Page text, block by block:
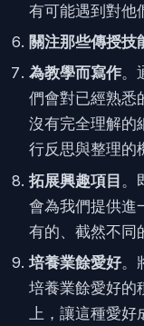
有可能遇到對他
關注那些傳授技
為教學而寫作。
們會對已經熟悉
沒有完全理解的
行反思與整理的
拓展興趣項目 。
會為我們提供進
有的、截然不同
培養業餘愛好。
培養業餘愛好的
上，讓這種愛好